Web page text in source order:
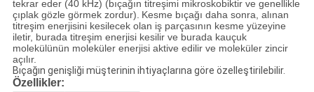
tekrar eder (40 kHz) (bıçağın titreşimi mikroskobiktir ve genellikle
çıplak gözle görmek zordur). Kesme bıçağı daha sonra, alınan
titreşim enerjisini kesilecek olan iş parçasının kesme yüzeyine
iletir, burada titreşim enerjisi kesilir ve burada kauçuk
molekülünün moleküler enerjisi aktive edilir ve moleküler zincir
açılır.
Bıçağın genişliği müşterinin ihtiyaçlarına göre özelleştirilebilir.
Özellikler: